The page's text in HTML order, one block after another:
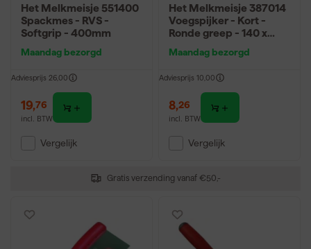
Gratis verzending vanaf €50,-
Het Melkmeisje 551400
Spackmes - RVS -
Softgrip - 400mm
Maandag bezorgd
Adviesprijs 26,00
19,76
incl. BTW
Vergelijk
Het Melkmeisje 387014
Voegspijker - Kort -
Ronde greep - 140 x
Maandag bezorgd
Adviesprijs 10,00
8,26
incl. BTW
Vergelijk